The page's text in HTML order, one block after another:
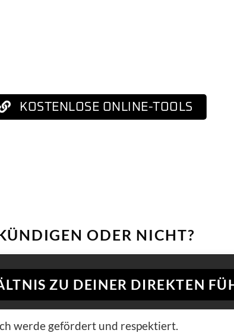
KOSTENLOSE ONLINE-TOOLS
ODER NICHT?
ZU DEINER DIREKTEN
werde gefördert und respektiert.